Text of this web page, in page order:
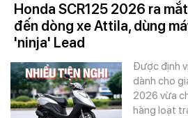
Honda SCR125 2026 ra
đến dòng xe Attila, dùng
'ninja' Lead
Được định
dành cho
2026 vừa
hàng loạt